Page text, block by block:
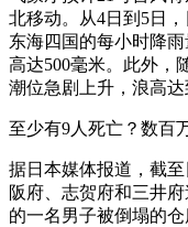
北移动。从4日到5日
东海四国的每小时降
高达500毫米。此外，
潮位急剧上升，浪高达
至少有9人死亡？数百
据日本媒体报道，截
阪府、志贺府和三井
的一名男子被倒塌的